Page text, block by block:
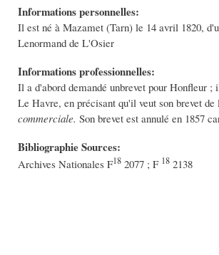
Informations personnelles:
Il est né à Mazamet (Tarn) le 14 avril 1820,
Lenormand de L'Osier
Informations professionnelles:
Il a d'abord demandé unbrevet pour Honfleur
Le Havre, en précisant qu'il veut son brevet
commerciale. Son brevet est annulé en 1857
Bibliographie Sources:
Archives Nationales F18 2077 ; F 18 2138